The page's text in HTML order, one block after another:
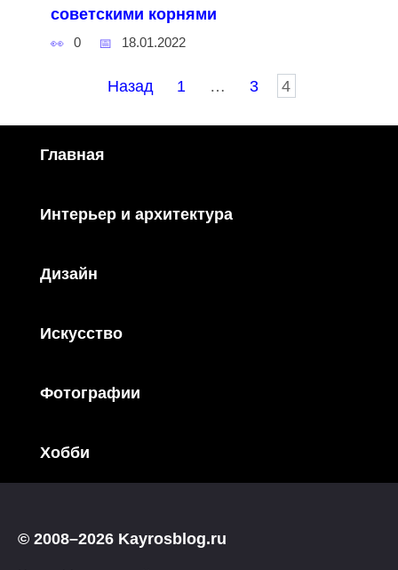
советскими корнями
0 18.01.2022
Назад 1 … 3 4
Главная
Интерьер и архитектура
Дизайн
Искусство
Фотографии
Хобби
© 2008–2026 Kayrosblog.ru